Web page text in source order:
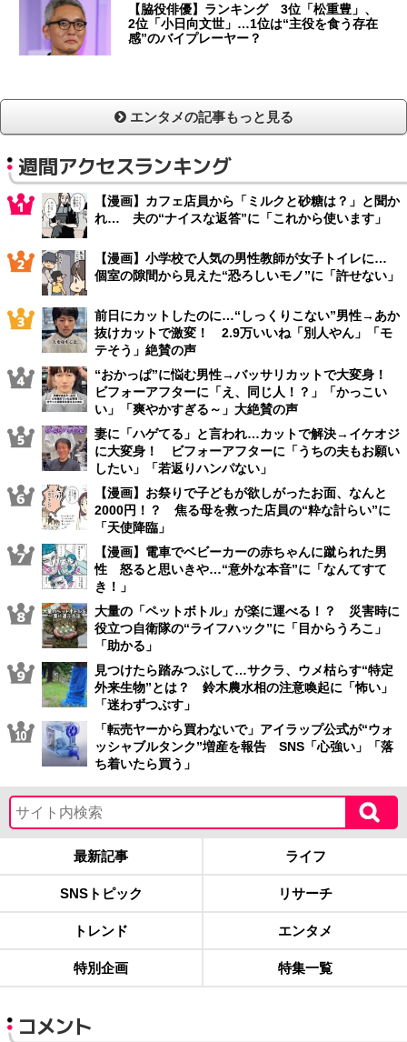
【脇役俳優】ランキング 3位「松重豊」、
2位「小日向文世」…1位は“主役を食う存在
感”のバイプレーヤー？
エンタメの記事もっと見る
週間アクセスランキング
【漫画】カフェ店員から「ミルクと砂糖は？」と聞か
れ… 夫の“ナイスな返答”に「これから使います」
【漫画】小学校で人気の男性教師が女子トイレに…
個室の隙間から見えた“恐ろしいモノ”に「許せない」
前日にカットしたのに…“しっくりこない”男性→あか
抜けカットで激変！ 2.9万いいね「別人やん」「モ
テそう」絶賛の声
“おかっぱ”に悩む男性→バッサリカットで大変身！
ビフォーアフターに「え、同じ人！？」「かっこい
い」「爽やかすぎる～」大絶賛の声
妻に「ハゲてる」と言われ…カットで解決→イケオジ
に大変身！ ビフォーアフターに「うちの夫もお願い
したい」「若返りハンパない」
【漫画】お祭りで子どもが欲しがったお面、なんと
2000円！？ 焦る母を救った店員の“粋な計らい”に
「天使降臨」
【漫画】電車でベビーカーの赤ちゃんに蹴られた男
性 怒ると思いきや…“意外な本音”に「なんてすて
き！」
大量の「ペットボトル」が楽に運べる！？ 災害時に
役立つ自衛隊の“ライフハック”に「目からうろこ」
「助かる」
見つけたら踏みつぶして…サクラ、ウメ枯らす“特定
外来生物”とは？ 鈴木農水相の注意喚起に「怖い」
「迷わずつぶす」
「転売ヤーから買わないで」アイラップ公式が“ウォ
ッシャブルタンク”増産を報告 SNS「心強い」「落
ち着いたら買う」
最新記事 ライフ
SNSトピック リサーチ
トレンド エンタメ
特別企画 特集一覧
コメント